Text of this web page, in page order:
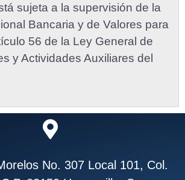
sujeta a la supervisión de la
Bancaria y de Valores para
56 de la Ley General de
y Actividades Auxiliares del
No. 307 Local 101, Col.